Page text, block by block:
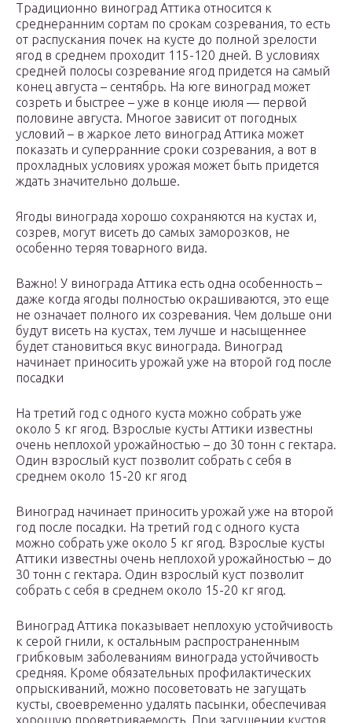
Традиционно виноград Аттика относится к
среднеранним сортам по срокам созревания, то есть
от распускания почек на кусте до полной зрелости
ягод в среднем проходит 115-120 дней. В условиях
средней полосы созревание ягод придется на самый
конец августа – сентябрь. На юге виноград может
созреть и быстрее – уже в конце июля — первой
половине августа. Многое зависит от погодных
условий – в жаркое лето виноград Аттика может
показать и суперранние сроки созревания, а вот в
прохладных условиях урожая может быть придется
ждать значительно дольше.
Ягоды винограда хорошо сохраняются на кустах и,
созрев, могут висеть до самых заморозков, не
особенно теряя товарного вида.
Важно! У винограда Аттика есть одна особенность –
даже когда ягоды полностью окрашиваются, это еще
не означает полного их созревания. Чем дольше они
будут висеть на кустах, тем лучше и насыщеннее
будет становиться вкус винограда. Виноград
начинает приносить урожай уже на второй год после
посадки
На третий год с одного куста можно собрать уже
около 5 кг ягод. Взрослые кусты Аттики известны
очень неплохой урожайностью – до 30 тонн с гектара.
Один взрослый куст позволит собрать с себя в
среднем около 15-20 кг ягод
Виноград начинает приносить урожай уже на второй
год после посадки. На третий год с одного куста
можно собрать уже около 5 кг ягод. Взрослые кусты
Аттики известны очень неплохой урожайностью – до
30 тонн с гектара. Один взрослый куст позволит
собрать с себя в среднем около 15-20 кг ягод.
Виноград Аттика показывает неплохую устойчивость
к серой гнили, к остальным распространенным
грибковым заболеваниям винограда устойчивость
средняя. Кроме обязательных профилактических
опрыскиваний, можно посоветовать не загущать
кусты, своевременно удалять пасынки, обеспечивая
хорошую проветриваемость. При загущении кустов